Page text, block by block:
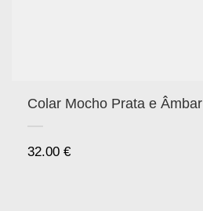
Colar Mocho Prata e Âmbar
32.00 €